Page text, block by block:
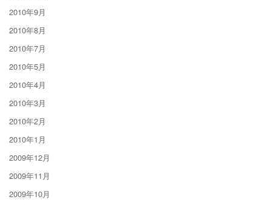
2010年9月
2010年8月
2010年7月
2010年5月
2010年4月
2010年3月
2010年2月
2010年1月
2009年12月
2009年11月
2009年10月